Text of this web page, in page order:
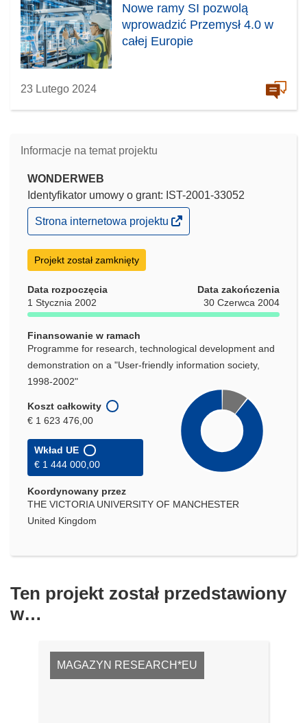
Nowe ramy SI pozwolą
wprowadzić Przemysł 4.0 w
całej Europie
23 Lutego 2024
Informacje na temat projektu
WONDERWEB
Identyfikator umowy o grant: IST-2001-33052
(odnośnik
otworzy
w
nowym
Strona internetowa projektu
Projekt został zamknięty
Data rozpoczęcia
1 Stycznia 2002
Data zakończenia
30 Czerwca 2004
Finansowanie w ramach
Programme for research, technological development and
demonstration on a "User-friendly information society,
1998-2002"
Koszt całkowity
€ 1 623 476,00
Wkład UE
€ 1 444 000,00
Koordynowany przez
THE VICTORIA UNIVERSITY OF MANCHESTER
United Kingdom
Ten projekt został przedstawiony
w…
MAGAZYN RESEARCH*EU